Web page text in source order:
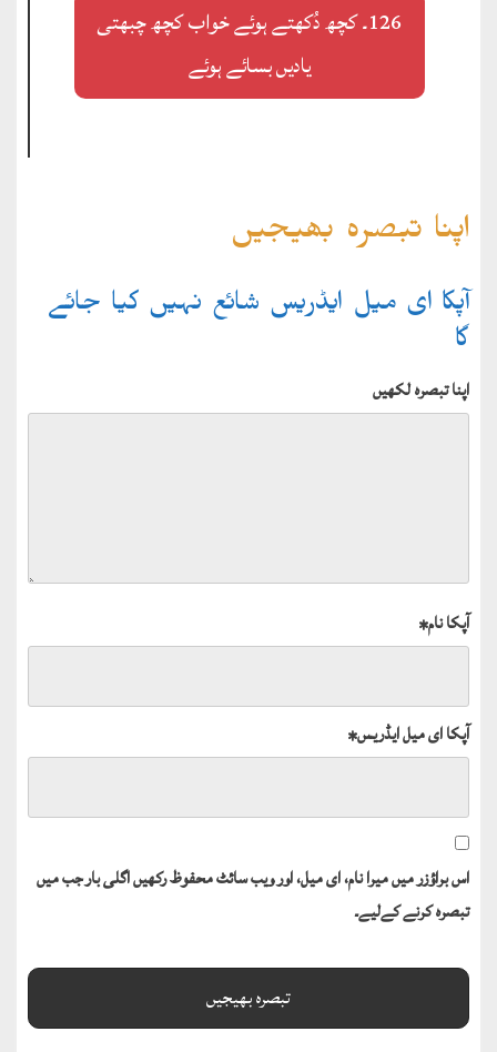
126۔ کچھ دُکھتے ہوئے خواب کچھ چبھتی
یادیں بسائے ہوئے
اپنا تبصرہ بھیجیں
آپکا ای میل ایڈریس شائع نہیں کیا جائے
گا
اپنا تبصرہ لکھیں
آپکا نام*
آپکا ای میل ایڈریس*
اس براؤزر میں میرا نام، ای میل، اور ویب سائٹ محفوظ رکھیں اگلی بار جب میں
تبصرہ کرنے کےلیے۔